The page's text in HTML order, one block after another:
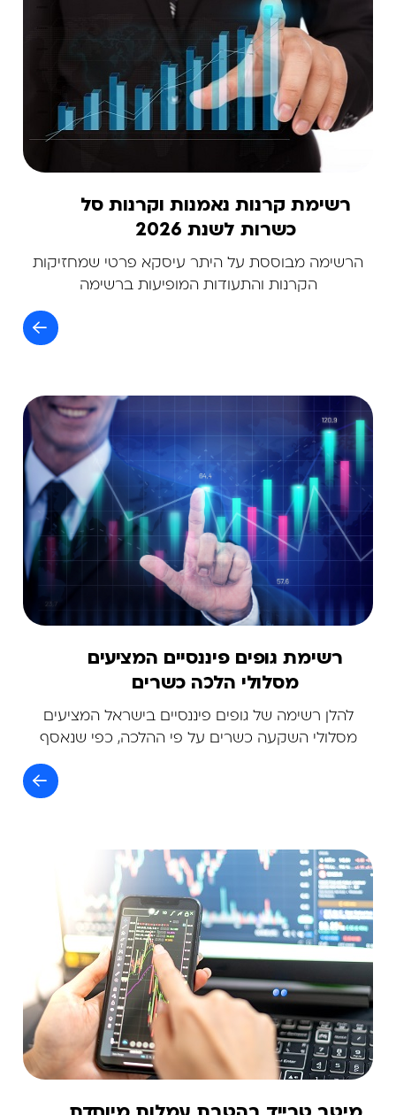
רשימת קרנות נאמנות וקרנות סל
כשרות לשנת 2026
הרשימה מבוססת על היתר עיסקא פרטי שמחזיקות
הקרנות והתעודות המופיעות ברשימה
רשימת גופים פיננסיים המציעים
מסלולי הלכה כשרים
להלן רשימה של גופים פיננסיים בישראל המציעים
מסלולי השקעה כשרים על פי ההלכה, כפי שנאסף